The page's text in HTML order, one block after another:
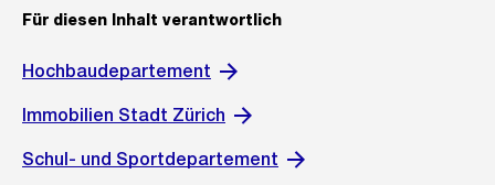
Für diesen Inhalt verantwortlich
Hochbaudepartement
Immobilien Stadt Zürich
Schul- und Sportdepartement